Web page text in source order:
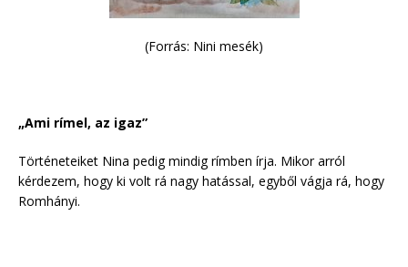
(Forrás: Nini mesék)
„Ami rímel, az igaz”
Történeteiket Nina pedig mindig rímben írja. Mikor arról
kérdezem, hogy ki volt rá nagy hatással, egyből vágja rá, hogy
Romhányi.